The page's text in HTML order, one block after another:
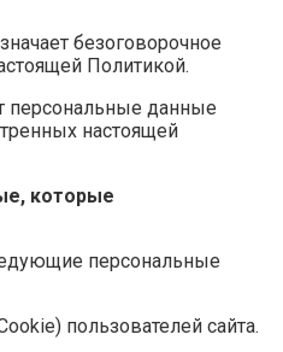
безоговорочное
Политикой.
персональные данные
настоящей
которые
персональные
пользователей сайта.